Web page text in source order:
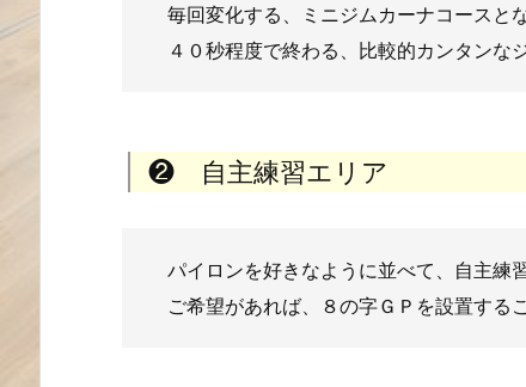
毎回変化する、ミニジムカーナコースと
４０秒程度で終わる、比較的カンタンな
❷ 自主練習エリア
パイロンを好きなように並べて、自主練
ご希望があれば、８の字ＧＰを設置する